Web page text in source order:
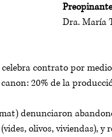
Dra. María
contrato por
20% de la
denunciaron
olivos, viviendas), y